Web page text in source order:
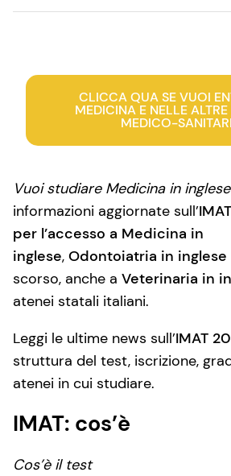
CLICCA QUA SE VUOI
MEDICINA E NELLE
MEDICO-
Vuoi studiare Medicina in
informazioni aggiornate sull’
per l’accesso a Medicina in
inglese, Odontoiatria in inglese
scorso, anche a Veterinaria in
atenei statali italiani.
Leggi le ultime news sull’IMAT
struttura del test, iscrizione,
atenei in cui studiare.
IMAT: cos’è
Cos’è il test